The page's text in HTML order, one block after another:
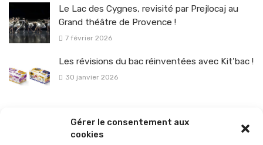
Gérer le consentement aux
cookies
Le Lac des Cygnes, revisité par Prejlocaj au
Grand théâtre de Provence !
7 février 2026
Les révisions du bac réinventées avec Kit’bac !
30 janvier 2026